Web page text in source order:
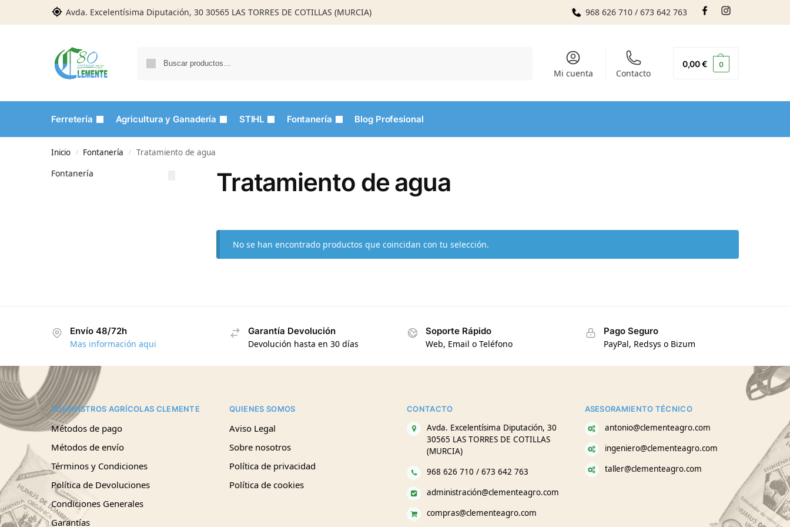
Avda. Excelentísima Diputación, 30 30565 LAS TORRES DE COTILLAS (MURCIA) 968 626 710 / 673 642 763
Mi cuenta Contacto
0,00€ 0
Ferretería Agricultura y Ganadería STIHL Fontanería Blog Profesional
Inicio / Fontanería / Tratamiento de agua
Tratamiento de agua
No se han encontrado productos que coincidan con tu selección.
Fontanería
Envío 48/72h
Mas información aqui
Garantía Devolución
Devolución hasta en 30 días
Soporte Rápido
Web, Email o Teléfono
Pago Seguro
PayPal, Redsys o Bizum
SUMINISTROS AGRÍCOLAS CLEMENTE
Métodos de pago
Métodos de envío
Términos y Condiciones
Política de Devoluciones
Condiciones Generales
Garantías
QUIENES SOMOS
Aviso Legal
Sobre nosotros
Política de privacidad
Política de cookies
CONTACTO
Avda. Excelentísima Diputación, 30
30565 LAS TORRES DE COTILLAS
(MURCIA)
968 626 710 / 673 642 763
administración@clementeagro.com
compras@clementeagro.com
ASESORAMIENTO TÉCNICO
antonio@clementeagro.com
ingeniero@clementeagro.com
taller@clementeagro.com